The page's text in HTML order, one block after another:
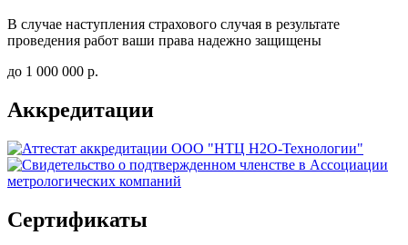
В случае наступления страхового случая в результате
проведения работ ваши права надежно защищены
до 1 000 000 р.
Аккредитации
Сертификаты